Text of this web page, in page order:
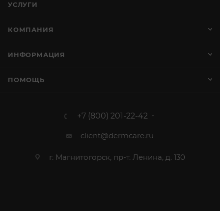
УСЛУГИ
КОМПАНИЯ
ИНФОРМАЦИЯ
ПОМОЩЬ
+7 (800) 201-22-42
client@dermcare.ru
г. Магнитогорск, пр-т. Ленина, д. 130